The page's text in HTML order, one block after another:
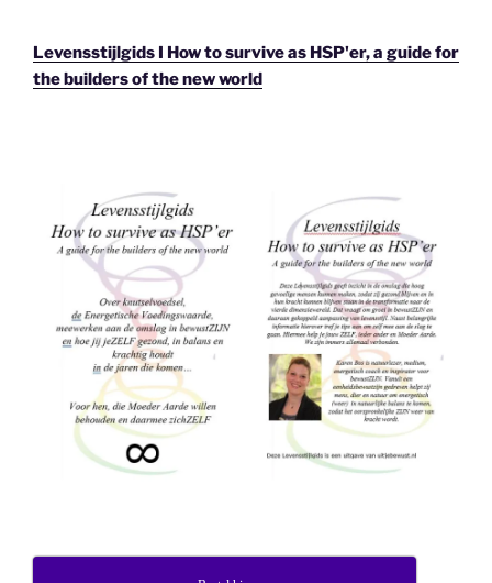
Levensstijlgids I How to survive as HSP'er, a guide for
the builders of the new world